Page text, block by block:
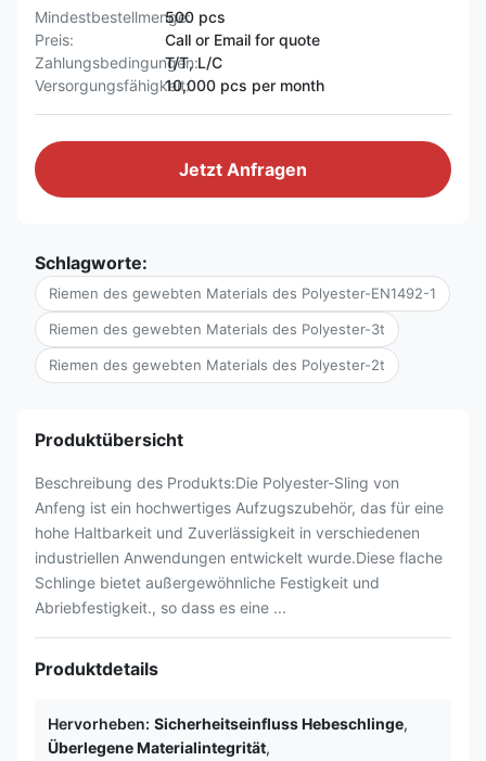
Mindestbestellmenge:500 pcs
Preis:
Call or Email for quote
Zahlungsbedingungen:
T/T, L/C
Versorgungsfähigkeit:10,000 pcs per month
Jetzt Anfragen
Schlagworte:
Riemen des gewebten Materials des Polyester-EN1492-1
Riemen des gewebten Materials des Polyester-3t
Riemen des gewebten Materials des Polyester-2t
Produktübersicht
Beschreibung des Produkts:Die Polyester-Sling von
Anfeng ist ein hochwertiges Aufzugszubehör, das für eine
hohe Haltbarkeit und Zuverlässigkeit in verschiedenen
industriellen Anwendungen entwickelt wurde.Diese flache
Schlinge bietet außergewöhnliche Festigkeit und
Abriebfestigkeit., so dass es eine ...
Produktdetails
Hervorheben: Sicherheitseinfluss Hebeschlinge,
Überlegene Materialintegrität,